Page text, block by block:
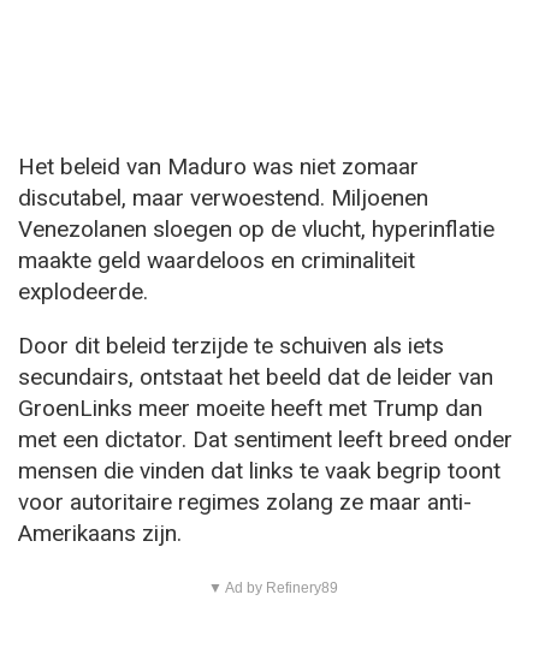
Het beleid van Maduro was niet zomaar
discutabel, maar verwoestend. Miljoenen
Venezolanen sloegen op de vlucht, hyperinflatie
maakte geld waardeloos en criminaliteit
explodeerde.
Door dit beleid terzijde te schuiven als iets
secundairs, ontstaat het beeld dat de leider van
GroenLinks meer moeite heeft met Trump dan
met een dictator. Dat sentiment leeft breed onder
mensen die vinden dat links te vaak begrip toont
voor autoritaire regimes zolang ze maar anti-
Amerikaans zijn.
▼ Ad by Refinery89